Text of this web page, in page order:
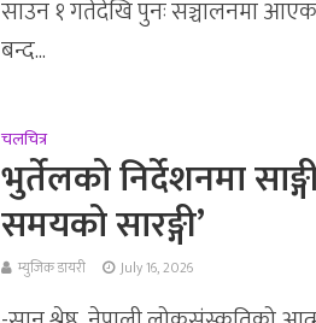
साउन १ गतेदेखि पुनः सञ्चालनमा
बन्द...
चलचित्र
भुर्तेलको निर्देशनमा
समयको सारङ्गी’
म्युजिक डायरी July 16, 2026